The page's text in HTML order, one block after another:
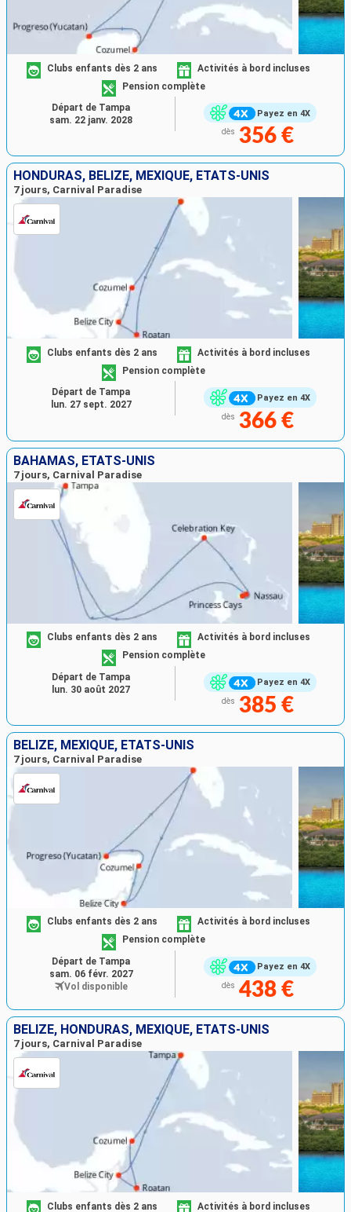
Payez en 4X
Clubs enfants dès 2 ans
Activités à bord incluses
Pension complète
dès 356 €
Départ de Tampa
sam. 22 janv. 2028
HONDURAS, BELIZE, MEXIQUE, ÉTATS-UNIS
7 jours, Carnival Paradise
Payez en 4X
Clubs enfants dès 2 ans
Activités à bord incluses
Pension complète
dès 366 €
Départ de Tampa
lun. 27 sept. 2027
BAHAMAS, ÉTATS-UNIS
7 jours, Carnival Paradise
Payez en 4X
Clubs enfants dès 2 ans
Activités à bord incluses
Pension complète
dès 385 €
Départ de Tampa
lun. 30 août 2027
BELIZE, MEXIQUE, ÉTATS-UNIS
7 jours, Carnival Paradise
Payez en 4X
Clubs enfants dès 2 ans
Activités à bord incluses
Pension complète
dès 438 €
Départ de Tampa
sam. 06 févr. 2027
Vol disponible
BELIZE, HONDURAS, MEXIQUE, ÉTATS-UNIS
7 jours, Carnival Paradise
Clubs enfants dès 2 ans Activités à bord incluses